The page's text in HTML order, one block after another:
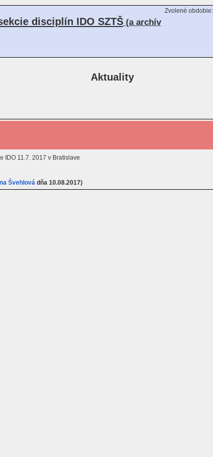
disciplín IDO SZTŠ(a archív
Zvolené obdobie:
Aktuality
IDO 11.7. 2017 v Bratislave
Švehlová dňa 10.08.2017)